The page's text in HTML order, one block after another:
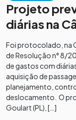
Projeto
diárias na
Foi protocolado, na
de Resolução n° 8/
de gastos com
aquisição de
planejamento,
deslocamento. O
Goulart (PL), […]